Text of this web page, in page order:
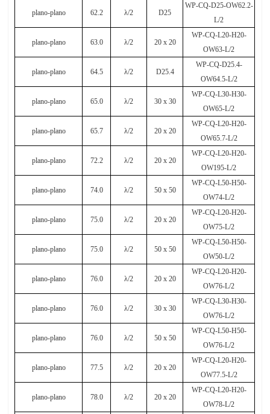
plano-plano 62.2 λ/2 D25
WP-CQ-D25-OW62.2-
L/2
plano-plano 63.0 λ/2 20 x 20
WP-CQ-L20-H20-
OW63-L/2
plano-plano 64.5 λ/2 D25.4
WP-CQ-D25.4-
OW64.5-L/2
plano-plano 65.0 λ/2 30 x 30
WP-CQ-L30-H30-
OW65-L/2
plano-plano 65.7 λ/2 20 x 20
WP-CQ-L20-H20-
OW65.7-L/2
plano-plano 72.2 λ/2 20 x 20
WP-CQ-L20-H20-
OW195-L/2
plano-plano 74.0 λ/2 50 x 50
WP-CQ-L50-H50-
OW74-L/2
plano-plano 75.0 λ/2 20 x 20
WP-CQ-L20-H20-
OW75-L/2
plano-plano 75.0 λ/2 50 x 50
WP-CQ-L50-H50-
OW50-L/2
plano-plano 76.0 λ/2 20 x 20
WP-CQ-L20-H20-
OW76-L/2
plano-plano 76.0 λ/2 30 x 30
WP-CQ-L30-H30-
OW76-L/2
plano-plano 76.0 λ/2 50 x 50
WP-CQ-L50-H50-
OW76-L/2
plano-plano 77.5 λ/2 20 x 20
WP-CQ-L20-H20-
OW77.5-L/2
plano-plano 78.0 λ/2 20 x 20
WP-CQ-L20-H20-
OW78-L/2